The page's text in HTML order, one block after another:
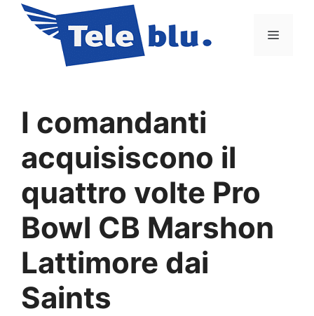
contenuto
Menu
I comandanti
acquisiscono il
quattro volte Pro
Bowl CB Marshon
Lattimore dai
Saints